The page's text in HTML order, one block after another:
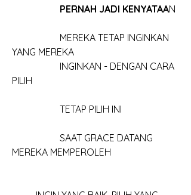
		PERNAH JADI KENYATAA
N
YANG MEREKA
PILIH
		TETAP PILIH INI
MEREKA MEMPEROLEH